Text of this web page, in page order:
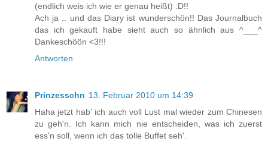
(endlich weis ich wie er genau heißt) :D!!
Ach ja .. und das Diary ist wunderschön!! Das Journalbuch
das ich gekauft habe sieht auch so ähnlich aus ^___^
Dankeschöön <3!!!
Antworten
Prinzesschn 13. Februar 2010 um 14:39
Haha jetzt hab' ich auch voll Lust mal wieder zum Chinesen
zu geh'n. Ich kann mich nie entscheiden, was ich zuerst
ess'n soll, wenn ich das tolle Buffet seh'.